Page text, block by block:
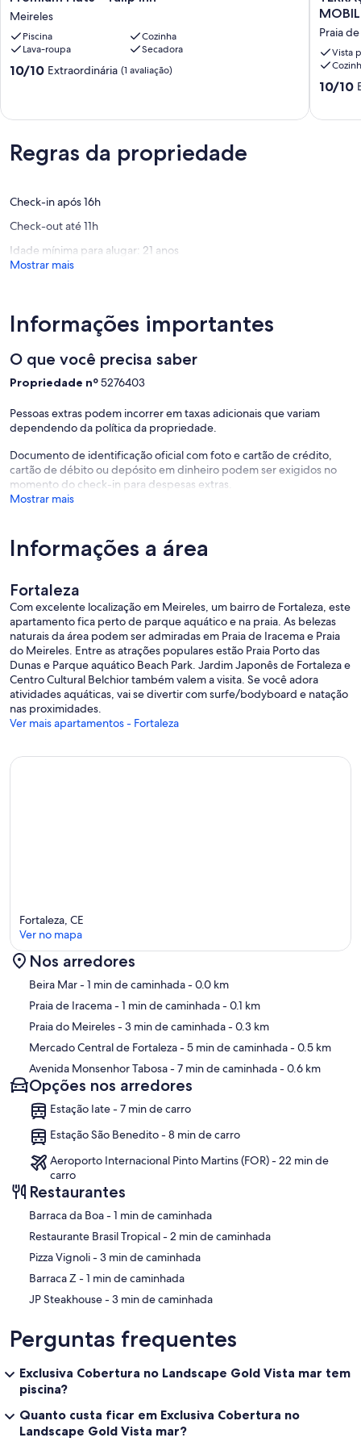
Flats
-
Tulip
Inn
Meireles
Meireles
Piscina
Cozinha
Lava-roupa
Secadora
10.0
avaliação)
10/10 Extraordinária (1 avaliação)
DO
FRENTE
MAR,
BEIRA-
MAR,
Praia
Vista
10.0
10/10
Regras da propriedade
Check-in após 16h
Check-out até 11h
Idade mínima para alugar: 21 anos
Mostrar mais
Informações importantes
O que você precisa saber
Propriedade nº5276403
Pessoas extras podem incorrer em taxas adicionais que variam
dependendo da política da propriedade.
Documento de identificação oficial com foto e cartão de crédito,
cartão de débito ou depósito em dinheiro podem ser exigidos no
momento do check-in para despesas extras.
Mostrar mais
Informações a área
Fortaleza
Com excelente localização em Meireles, um bairro de Fortaleza, este
apartamento fica perto de parque aquático e na praia. As belezas
naturais da área podem ser admiradas em Praia de Iracema e Praia
do Meireles. Entre as atrações populares estão Praia Porto das
Dunas e Parque aquático Beach Park. Jardim Japonês de Fortaleza e
Centro Cultural Belchior também valem a visita. Se você adora
atividades aquáticas, vai se divertir com surfe/bodyboard e natação
nas proximidades.
Ver mais apartamentos - Fortaleza
Mapa
Fortaleza, CE
Ver no mapa
Nos arredores
Beira Mar- 1 min de caminhada- 0.0 km
Praia de Iracema- 1 min de caminhada- 0.1 km
Praia do Meireles- 3 min de caminhada- 0.3 km
Mercado Central de Fortaleza- 5 min de caminhada- 0.5 km
Avenida Monsenhor Tabosa- 7 min de caminhada- 0.6 km
Opções nos arredores
Estação Iate - 7 min de carro
Estação São Benedito - 8 min de carro
Aeroporto Internacional Pinto Martins (FOR) - 22 min de
carro
Restaurantes
‪Barraca da Boa - ‬1 min de caminhada
‪Restaurante Brasil Tropical - ‬2 min de caminhada
‪Pizza Vignoli - ‬3 min de caminhada
‪Barraca Z - ‬1 min de caminhada
‪JP Steakhouse - ‬3 min de caminhada
Perguntas frequentes
Exclusiva Cobertura no Landscape Gold Vista mar tem
piscina?
Quanto custa ficar em Exclusiva Cobertura no
Landscape Gold Vista mar?